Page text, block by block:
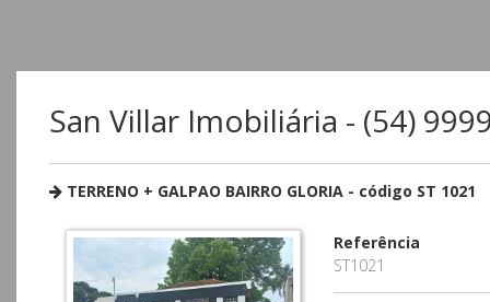
San Villar Imobiliária - (54)
TERRENO + GALPAO BAIRRO GLORIA - código ST 1021
Referência
ST1021